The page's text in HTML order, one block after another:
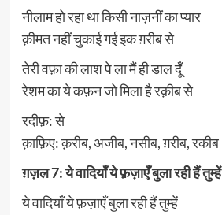
नीलाम हो रहा था किसी नाज़नीं का प्यार
क़ीमत नहीं चुकाई गई इक ग़रीब से
तेरी वफ़ा की लाश पे ला मैं ही डाल दूँ
रेशम का ये कफ़न जो मिला है रक़ीब से
रदीफ़: से
क़ाफ़िए: क़रीब, अजीब, नसीब, ग़रीब, रकीब
ग़ज़ल 7: ये वादियाँ ये फ़ज़ाएँ बुला रही हैं तुम्हें
ये वादियाँ ये फ़ज़ाएँ बुला रही हैं तुम्हें